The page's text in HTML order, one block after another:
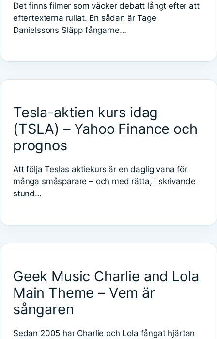
Det finns filmer som väcker debatt långt efter att
eftertexterna rullat. En sådan är Tage
Danielssons Släpp fångarne…
Tesla-aktien kurs idag
(TSLA) – Yahoo Finance och
prognos
Att följa Teslas aktiekurs är en daglig vana för
många småsparare – och med rätta, i skrivande
stund…
Geek Music Charlie and Lola
Main Theme – Vem är
sångaren
Sedan 2005 har Charlie och Lola fångat hjärtan